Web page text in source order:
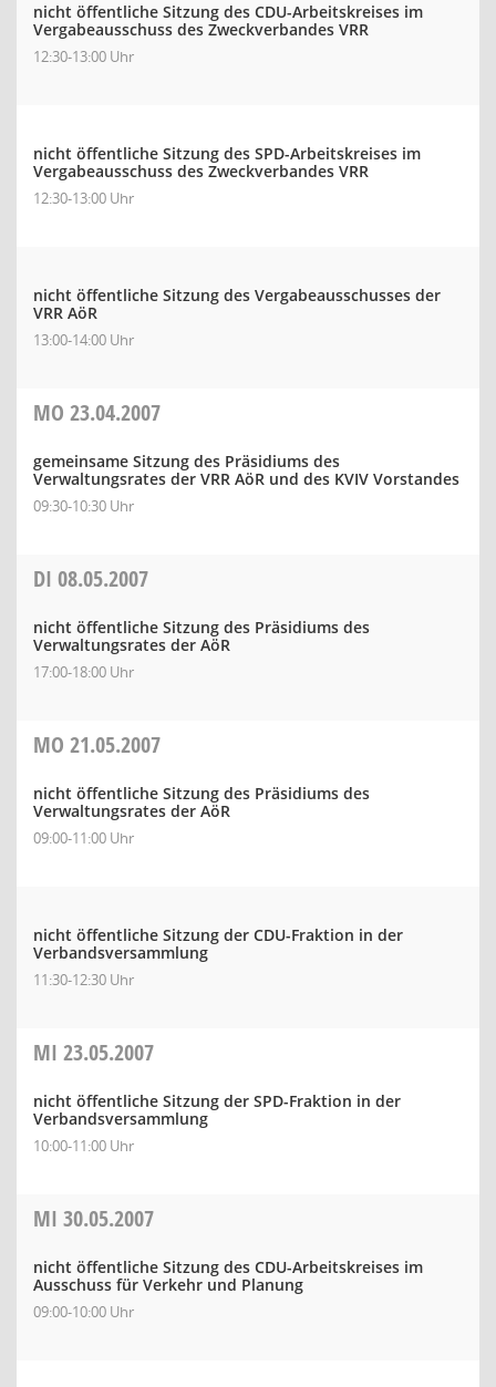
nicht öffentliche Sitzung des CDU-Arbeitskreises im
Vergabeausschuss des Zweckverbandes VRR
12:30-13:00 Uhr
nicht öffentliche Sitzung des SPD-Arbeitskreises im
Vergabeausschuss des Zweckverbandes VRR
12:30-13:00 Uhr
nicht öffentliche Sitzung des Vergabeausschusses der
VRR AöR
13:00-14:00 Uhr
MO 23.04.2007
gemeinsame Sitzung des Präsidiums des
Verwaltungsrates der VRR AöR und des KVIV Vorstandes
09:30-10:30 Uhr
DI 08.05.2007
nicht öffentliche Sitzung des Präsidiums des
Verwaltungsrates der AöR
17:00-18:00 Uhr
MO 21.05.2007
nicht öffentliche Sitzung des Präsidiums des
Verwaltungsrates der AöR
09:00-11:00 Uhr
nicht öffentliche Sitzung der CDU-Fraktion in der
Verbandsversammlung
11:30-12:30 Uhr
MI 23.05.2007
nicht öffentliche Sitzung der SPD-Fraktion in der
Verbandsversammlung
10:00-11:00 Uhr
MI 30.05.2007
nicht öffentliche Sitzung des CDU-Arbeitskreises im
Ausschuss für Verkehr und Planung
09:00-10:00 Uhr